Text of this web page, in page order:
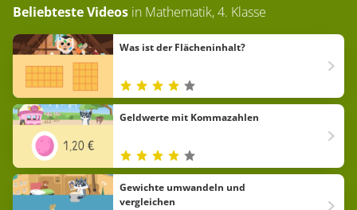
Beliebteste Videos in Mathematik, 4. Klasse
Was ist der Flächeninhalt?
Geldwerte mit Kommazahlen
Gewichte umwandeln und
vergleichen